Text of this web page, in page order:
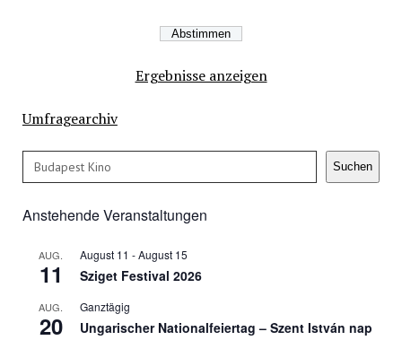
Ergebnisse anzeigen
Umfragearchiv
Suchen Suchen
Anstehende Veranstaltungen
AUG.
11
August 11 -August 15
Sziget Festival 2026
AUG.
20
Ganztägig
Ungarischer Nationalfeiertag – Szent István nap